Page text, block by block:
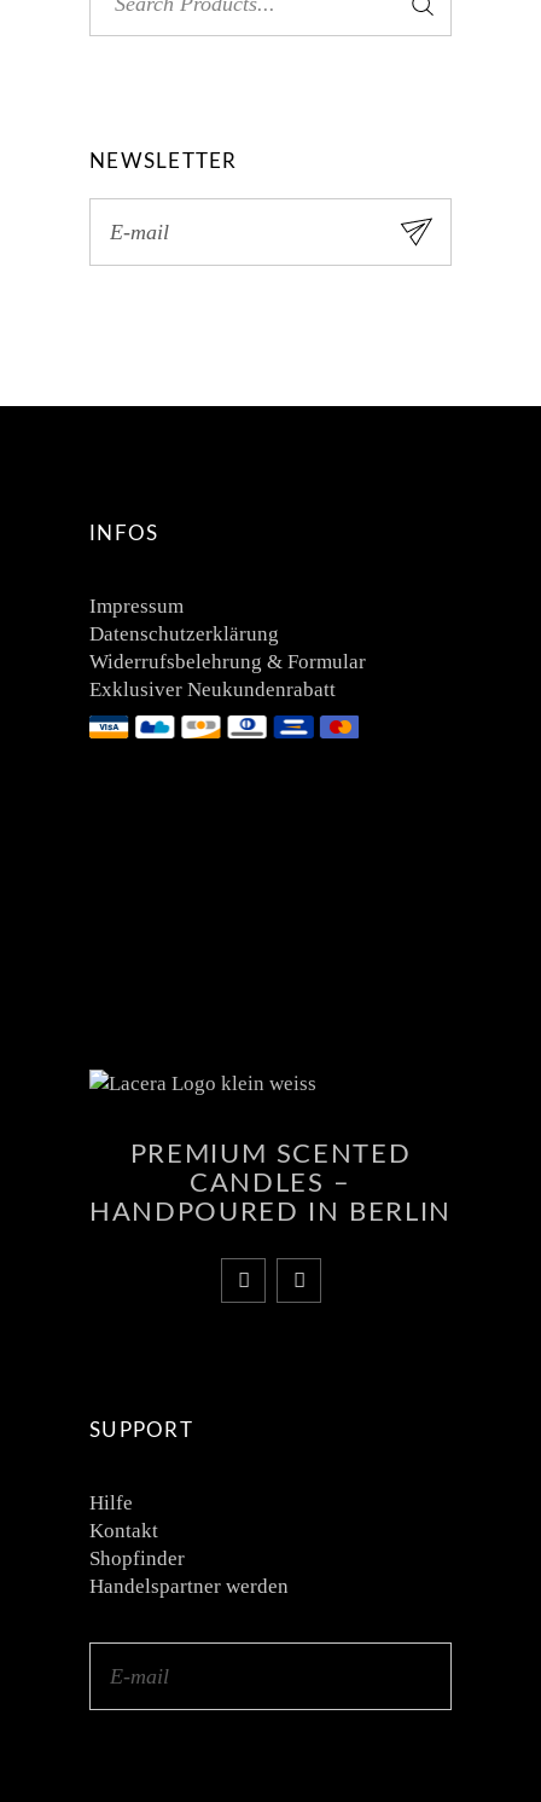
for:
NEWSLETTER
INFOS
Impressum
Datenschutzerklärung
Widerrufsbelehrung & Formular
Exklusiver Neukundenrabatt
PREMIUM SCENTED
CANDLES –
HANDPOURED IN BERLIN
SUPPORT
Hilfe
Kontakt
Shopfinder
Handelspartner werden